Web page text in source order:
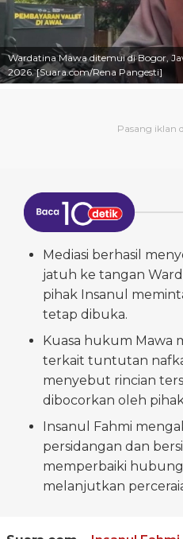
Wardatina Mawa ditemui di Bogor,
2026. [Suara.com/Rena Pangesti]
Mediasi berhasil
jatuh ke tangan
pihak Insanul
tetap dibuka.
Kuasa hukum Mawa
terkait tuntutan
menyebut rincian
dibocorkan oleh
Insanul Fahmi
persidangan dan
memperbaiki
melanjutkan